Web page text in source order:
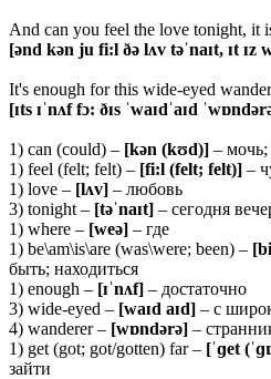
And can you feel the love tonight, it
[ənd kən ju fi:l ðə lʌv təˈnaɪt, ɪt ɪz
It's enough for this wide-eyed
[ɪts ɪˈnʌf fɔ: ðɪs ˈwaɪdˈaɪd
1) can (could) – [kən (kʊd)] – мочь;
1) feel (felt; felt) – [fi:l (felt; felt)] –
1) love – [lʌv] – любовь
3) tonight – [təˈnaɪt] – сегодня
1) where – [weə] – где
1) be\am\is\are (was\were; been) – [
быть; находиться
1) enough – [ɪˈnʌf] – достаточно
3) wide-eyed – [waɪd aɪd] – с
4) wanderer – [wɒndərə] –
1) get (got; got/gotten) far – [ˈɡet
зайти